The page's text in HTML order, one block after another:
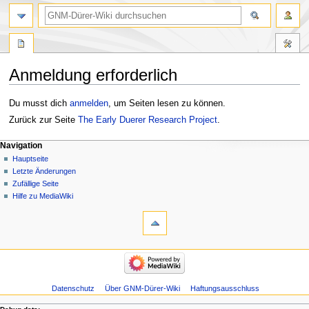
Anmeldung erforderlich
Zur
Navigation
Zur
Suche
Du musst dich anmelden, um Seiten lesen zu können.
Zurück zur Seite The Early Duerer Research Project.
Navigation
Hauptseite
Letzte Änderungen
Zufällige Seite
Hilfe zu MediaWiki
Datenschutz Über GNM-Dürer-Wiki Haftungsausschluss